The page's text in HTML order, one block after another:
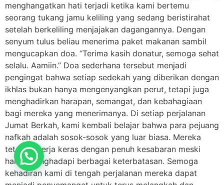
menghangatkan hati terjadi ketika kami bertemu
seorang tukang jamu keliling yang sedang beristirahat
setelah berkeliling menjajakan dagangannya. Dengan
senyum tulus beliau menerima paket makanan sambil
mengucapkan doa. “Terima kasih donatur, semoga sehat
selalu. Aamiin.” Doa sederhana tersebut menjadi
pengingat bahwa setiap sedekah yang diberikan dengan
ikhlas bukan hanya mengenyangkan perut, tetapi juga
menghadirkan harapan, semangat, dan kebahagiaan
bagi mereka yang menerimanya. Di setiap perjalanan
Jumat Berkah, kami kembali belajar bahwa para pejuang
nafkah adalah sosok-sosok yang luar biasa. Mereka
tetap bekerja keras dengan penuh kesabaran meski
harus menghadapi berbagai keterbatasan. Semoga
kehadiran kami di tengah perjalanan mereka dapat